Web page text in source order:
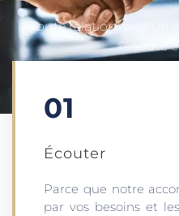
Toute relation avec un
l’écoute
01
Écouter​
Parce que notre
par vos besoins et